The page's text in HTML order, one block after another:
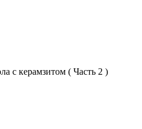
с керамзитом ( Часть 2 )